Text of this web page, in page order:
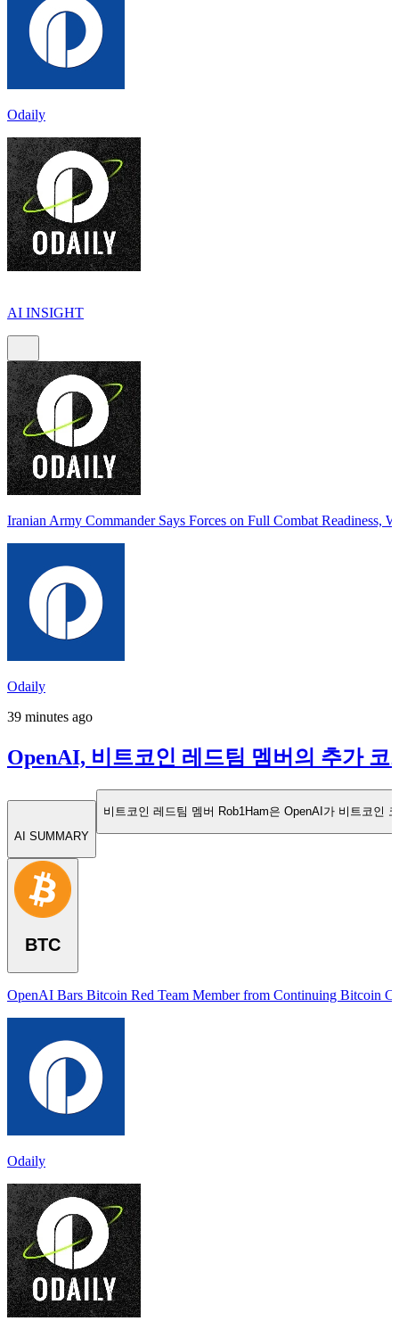
Odaily
AI INSIGHT
Iranian Army Commander Says Forces on Full Combat Readiness,
Odaily
39 minutes ago
OpenAI, 비트코인 레드팀 멤버의 추가 코
AI SUMMARY
비트코인 레드팀 멤버 Rob1Ham은 OpenAI가 비트코인
BTC
OpenAI Bars Bitcoin Red Team Member from Continuing Bitcoin
Odaily